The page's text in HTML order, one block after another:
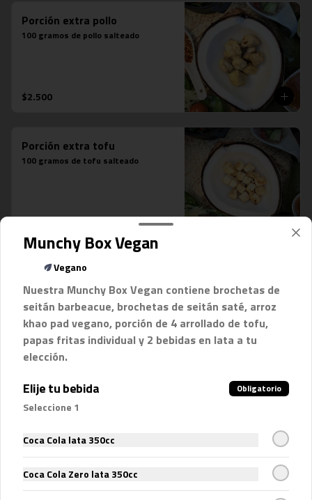
Porción extra pollo
100 gramos de pollo salteado
$2.500
Porción extra tofu
100 gramos de tofu salteado
$2.500
Conócenos
Contáctanos
Términos y condiciones
Política de privacidad
Munchy Box Vegan
Vegano
Nuestra Munchy Box Vegan contiene brochetas de
seitán barbeacue, brochetas de seitán saté, arroz
khao pad vegano, porción de 4 arrollado de tofu,
papas fritas individual y 2 bebidas en lata a tu
elección.
Elije tu bebida Obligatorio
Seleccione 1
Coca Cola lata 350cc
Coca Cola Zero lata 350cc